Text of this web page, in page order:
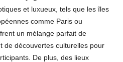
et luxueux, tels que les îles
comme Paris ou
un mélange parfait de
de découvertes culturelles pour
De plus, des lieux